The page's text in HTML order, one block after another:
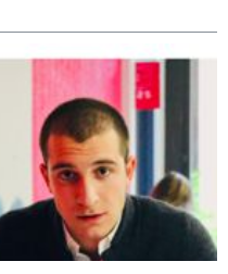
- ტრაგიკული
რომელიც
08-2026